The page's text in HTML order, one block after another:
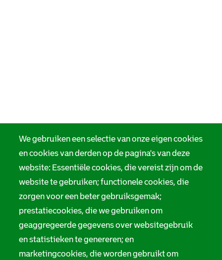
We gebruiken een selectie van onze eigen cookies
en cookies van derden op de pagina's van deze
website: Essentiële cookies, die vereist zijn om de
website te gebruiken; functionele cookies, die
zorgen voor een beter gebruiksgemak;
prestatiecookies, die we gebruiken om
geaggregeerde gegevens over websitegebruik
en statistieken te genereren; en
marketingcookies, die worden gebruikt om